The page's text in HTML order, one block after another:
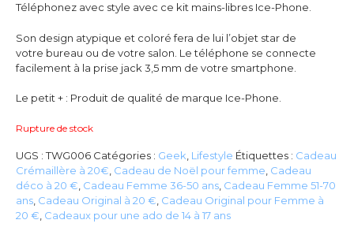
Téléphonez avec style avec ce kit mains-libres Ice-Phone.
Son design atypique et coloré fera de lui l’objet star de
votre bureau ou de votre salon. Le téléphone se connecte
facilement à la prise jack 3,5 mm de votre smartphone.
Le petit + : Produit de qualité de marque Ice-Phone.
Rupture de stock
UGS :TWG006 Catégories : Geek, Lifestyle Étiquettes : Cadeau
Crémaillère à 20€, Cadeau de Noël pour femme, Cadeau
déco à 20 €, Cadeau Femme 36-50 ans, Cadeau Femme 51-70
ans, Cadeau Original à 20 €, Cadeau Original pour Femme à
20 €, Cadeaux pour une ado de 14 à 17 ans